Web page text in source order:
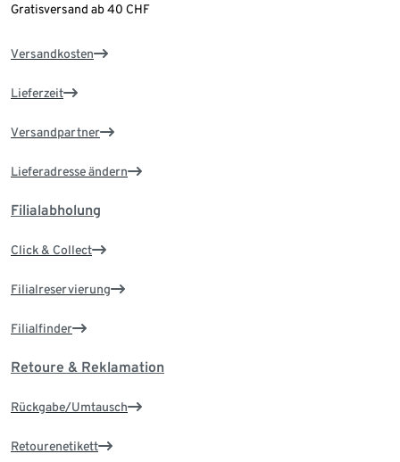
Gratisversand ab 40 CHF
Versandkosten
Lieferzeit
Versandpartner
Lieferadresse ändern
Filialabholung
Click & Collect
Filialreservierung
Filialfinder
Retoure & Reklamation
Rückgabe/Umtausch
Retourenetikett